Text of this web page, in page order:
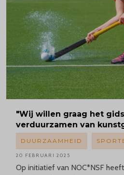
"Wij willen graag het
verduurzamen van
Op initiatief van NOC*NSF
DUURZAAMHEID
20 FEBRUARI 2025